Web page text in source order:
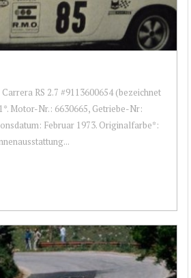
RS 2.7 #9113600654 (bezeichnet
Motor-Nr.: 6630665, Getriebe-Nr:
Februar 1973. Originalfarbe*: